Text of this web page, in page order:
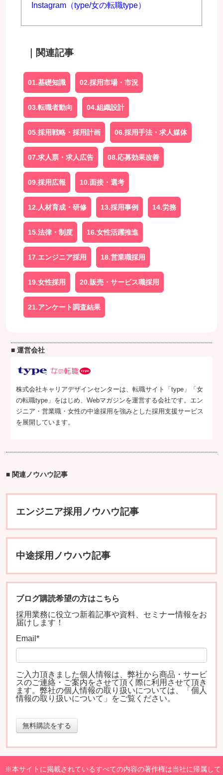
Instagram（type/女の転職type）
｜関連記事
01.基礎知識 02.採用市場・市況
03.転職者動向 04.組織設計
05.採用戦略・採用計画 06.採用手法・求人媒体
07.求人票・求人広告 08.応募効果改善
09.採用広報 10.面接・選考
12.人材育成・研修 13.採用事例 14.労務
15.法律・制度 16.女性活躍推進
17.エンジニア採用 18.営業職採用
19.女性採用 20.販売・サービス職採用
21.アンケート調査結果
■ 運営会社
株式会社キャリアデザインセンターは、転職サイト「type」「女
の転職type」をはじめ、Webマガジンを運営する会社です。エン
ジニア・営業職・女性の中途採用を強みとした採用支援サービス
を展開しています。
■ 関連ノウハウ記事
エンジニア採用ノウハウ記事
中途採用ノウハウ記事
ブログ購読希望の方はこちら
採用業務に役立つ新着記事や資料、セミナー情報をお
届けします！
Email *
ご入力頂きました個人情報は、弊社から商品・サービ
スのご連絡・ご案内をさせて頂く際に利用させて頂き
ます。弊社の個人情報の取り扱いについては、「 個人
情報の取り扱いについて 」をご覧ください。
※本サイトに掲載されているすべての内容の著作権は当社に帰属して